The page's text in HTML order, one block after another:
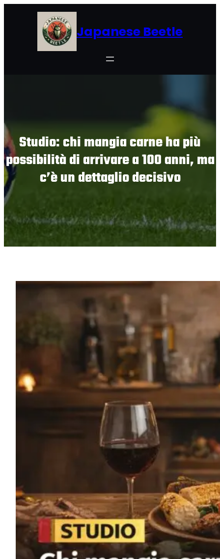
Japanese Beetle
Studio: chi mangia carne ha più
possibilità di arrivare a 100 anni, ma
c’è un dettaglio decisivo